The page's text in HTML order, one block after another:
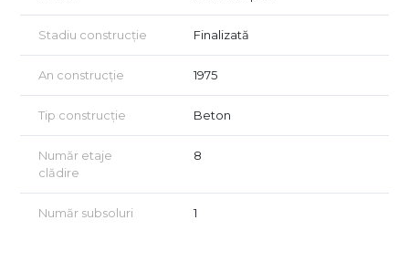
Stadiu construcție Finalizată
An construcție 1975
Tip construcție Beton
Număr etaje
clădire
8
Număr subsoluri 1